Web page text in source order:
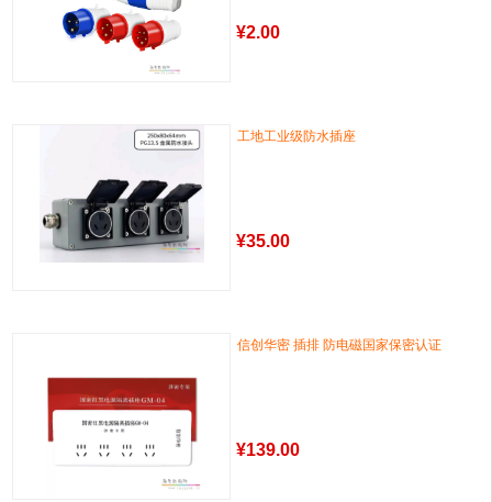
¥2.00
工地工业级防水插座
¥35.00
信创华密 插排 防电磁国家保密认证
¥139.00